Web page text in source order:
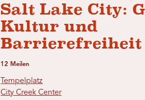
Salt Lake City:
Kultur und
Barrierefreiheit
12 Meilen
Tempelplatz
City Creek Center